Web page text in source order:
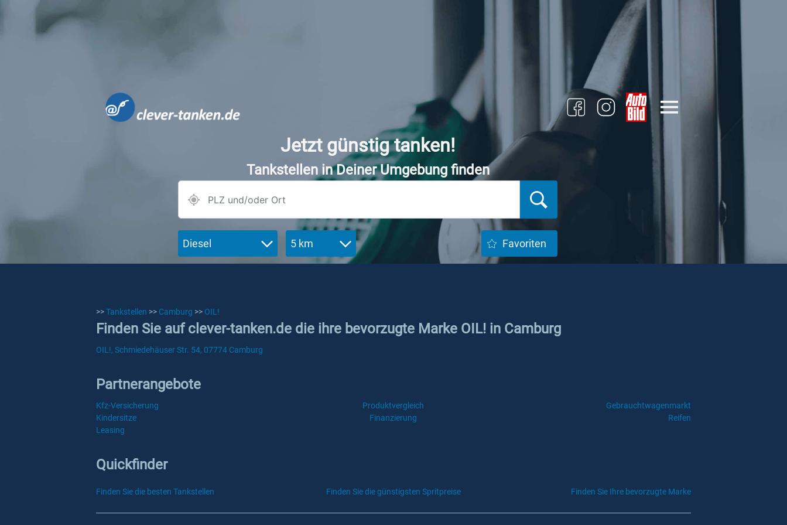
Jetzt günstig tanken!
Tankstellen in Deiner Umgebung finden
Diesel 5 km Favoriten
>>Tankstellen >> Camburg >> OIL!
Finden Sie auf clever-tanken.de die ihre bevorzugte Marke OIL! in Camburg
OIL!, Schmiedehäuser Str. 54, 07774 Camburg
Partnerangebote
Kfz-Versicherung Produktvergleich
Gebrauchtwagenmarkt
Kindersitze
Finanzierung
Reifen
Leasing
Quickfinder
Finden Sie die besten Tankstellen Finden Sie die günstigsten Spritpreise Finden Sie Ihre bevorzugte Marke